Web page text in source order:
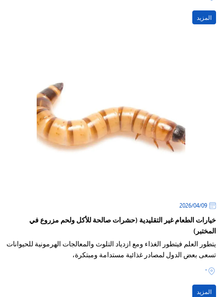
المزيد
09‏/04‏/2026
خيارات الطعام غير التقليدية (حشرات صالحة للأكل ولحم مزروع في
المختبر)
يتطور العلم فيتطور الغذاء ومع ازدياد التلوث والمعالجات الهرمونية للحيوانات
تسعى بعض الدول لمصادر غذائية مستدامة ومبتكرة،
-
المزيد